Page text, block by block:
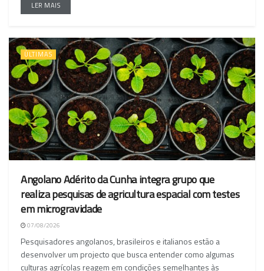
LER MAIS
ÚLTIMAS
Angolano Adérito da Cunha integra grupo que
realiza pesquisas de agricultura espacial com testes
em microgravidade
07/08/2026
Pesquisadores angolanos, brasileiros e italianos estão a
desenvolver um projecto que busca entender como algumas
culturas agrícolas reagem em condições semelhantes às